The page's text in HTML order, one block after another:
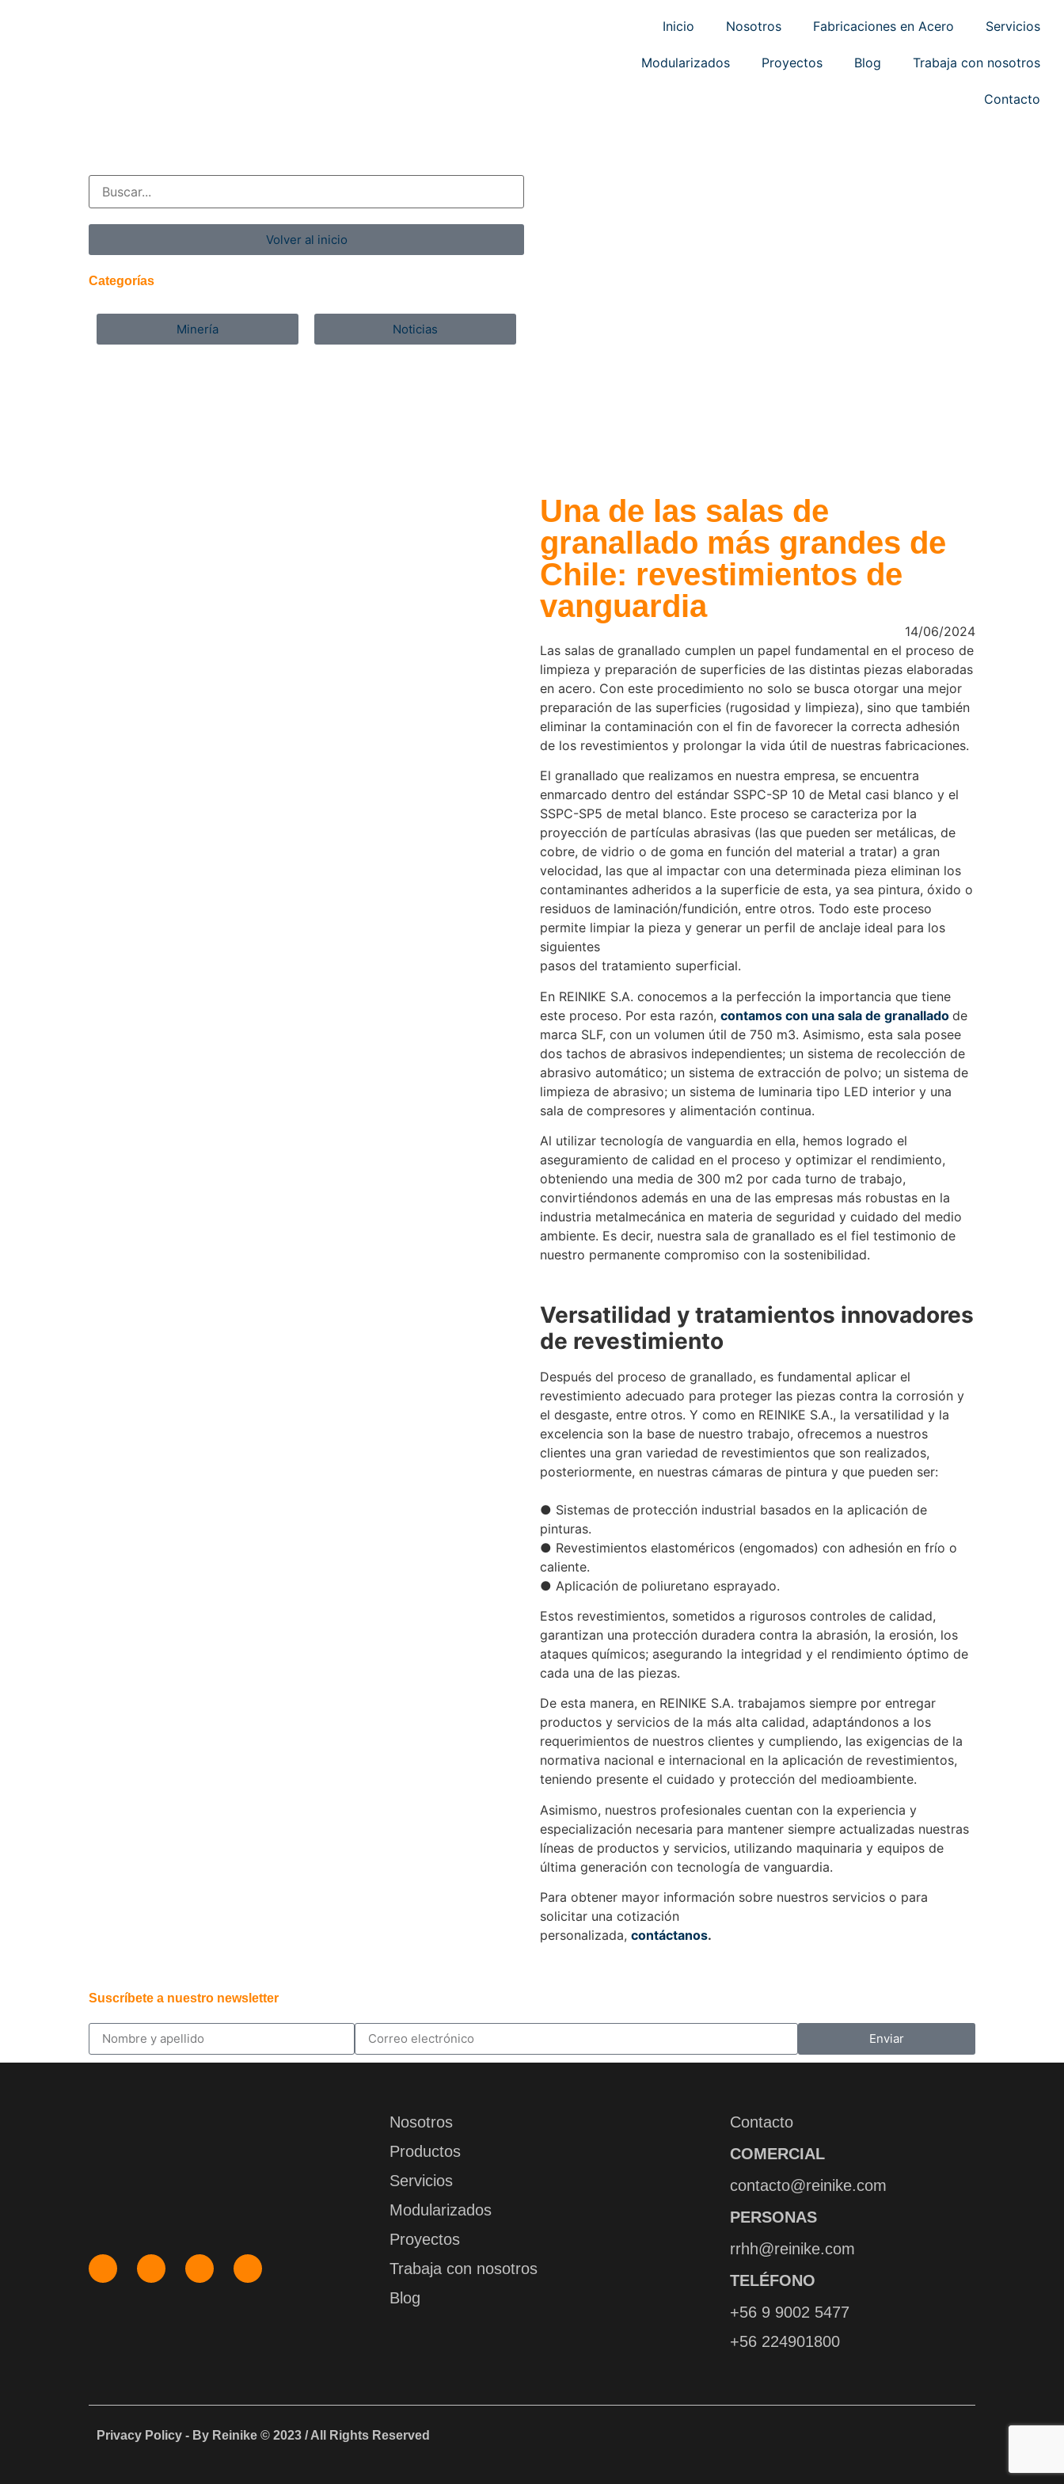
Inicio Nosotros Fabricaciones en Acero Servicios
Modularizados Proyectos Blog Trabaja con nosotros
Contacto
Volver al inicio
Categorías
Minería Noticias
Una de las salas de
granallado más grandes de
Chile: revestimientos de
vanguardia
14/06/2024
Las salas de granallado cumplen un papel fundamental en el proceso de
limpieza y preparación de superficies de las distintas piezas elaboradas
en acero. Con este procedimiento no solo se busca otorgar una mejor
preparación de las superficies (rugosidad y limpieza), sino que también
eliminar la contaminación con el fin de favorecer la correcta adhesión
de los revestimientos y prolongar la vida útil de nuestras fabricaciones.
El granallado que realizamos en nuestra empresa, se encuentra
enmarcado dentro del estándar SSPC-SP 10 de Metal casi blanco y el
SSPC-SP5 de metal blanco. Este proceso se caracteriza por la
proyección de partículas abrasivas (las que pueden ser metálicas, de
cobre, de vidrio o de goma en función del material a tratar) a gran
velocidad, las que al impactar con una determinada pieza eliminan los
contaminantes adheridos a la superficie de esta, ya sea pintura, óxido o
residuos de laminación/fundición, entre otros. Todo este proceso
permite limpiar la pieza y generar un perfil de anclaje ideal para los
siguientes
pasos del tratamiento superficial.
En REINIKE S.A. conocemos a la perfección la importancia que tiene
este proceso. Por esta razón, contamos con una sala de granallado de
marca SLF, con un volumen útil de 750 m3. Asimismo, esta sala posee
dos tachos de abrasivos independientes; un sistema de recolección de
abrasivo automático; un sistema de extracción de polvo; un sistema de
limpieza de abrasivo; un sistema de luminaria tipo LED interior y una
sala de compresores y alimentación continua.
Al utilizar tecnología de vanguardia en ella, hemos logrado el
aseguramiento de calidad en el proceso y optimizar el rendimiento,
obteniendo una media de 300 m2 por cada turno de trabajo,
convirtiéndonos además en una de las empresas más robustas en la
industria metalmecánica en materia de seguridad y cuidado del medio
ambiente. Es decir, nuestra sala de granallado es el fiel testimonio de
nuestro permanente compromiso con la sostenibilidad.
Versatilidad y tratamientos innovadores
de revestimiento
Después del proceso de granallado, es fundamental aplicar el
revestimiento adecuado para proteger las piezas contra la corrosión y
el desgaste, entre otros. Y como en REINIKE S.A., la versatilidad y la
excelencia son la base de nuestro trabajo, ofrecemos a nuestros
clientes una gran variedad de revestimientos que son realizados,
posteriormente, en nuestras cámaras de pintura y que pueden ser:
● Sistemas de protección industrial basados en la aplicación de
pinturas.
● Revestimientos elastoméricos (engomados) con adhesión en frío o
caliente.
● Aplicación de poliuretano esprayado.
Estos revestimientos, sometidos a rigurosos controles de calidad,
garantizan una protección duradera contra la abrasión, la erosión, los
ataques químicos; asegurando la integridad y el rendimiento óptimo de
cada una de las piezas.
De esta manera, en REINIKE S.A. trabajamos siempre por entregar
productos y servicios de la más alta calidad, adaptándonos a los
requerimientos de nuestros clientes y cumpliendo, las exigencias de la
normativa nacional e internacional en la aplicación de revestimientos,
teniendo presente el cuidado y protección del medioambiente.
Asimismo, nuestros profesionales cuentan con la experiencia y
especialización necesaria para mantener siempre actualizadas nuestras
líneas de productos y servicios, utilizando maquinaria y equipos de
última generación con tecnología de vanguardia.
Para obtener mayor información sobre nuestros servicios o para
solicitar una cotización
personalizada, contáctanos.
Suscríbete a nuestro newsletter
Enviar
Nosotros
Productos
Servicios
Modularizados
Proyectos
Trabaja con nosotros
Blog
Contacto
COMERCIAL
contacto@reinike.com
PERSONAS
rrhh@reinike.com
TELÉFONO
+56 9 9002 5477
+56 224901800
Privacy Policy - By Reinike © 2023 / All Rights Reserved